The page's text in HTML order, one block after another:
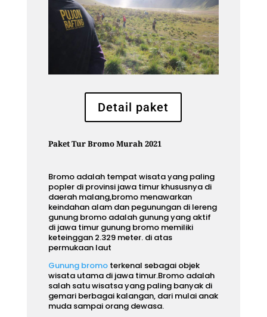
Detail paket
Paket Tur Bromo Murah 2021
Bromo adalah tempat wisata yang paling
popler di provinsi jawa timur khususnya di
daerah malang,bromo menawarkan
keindahan alam dan pegunungan di lereng
gunung bromo adalah gunung yang aktif
di jawa timur gunung bromo memiliki
keteinggan 2.329 meter. di atas
permukaan laut
Gunung bromoterkenal sebagai objek
wisata utama di jawa timur.Bromo adalah
salah satu wisatsa yang paling banyak di
gemari berbagai kalangan, dari mulai anak
muda sampai orang dewasa.